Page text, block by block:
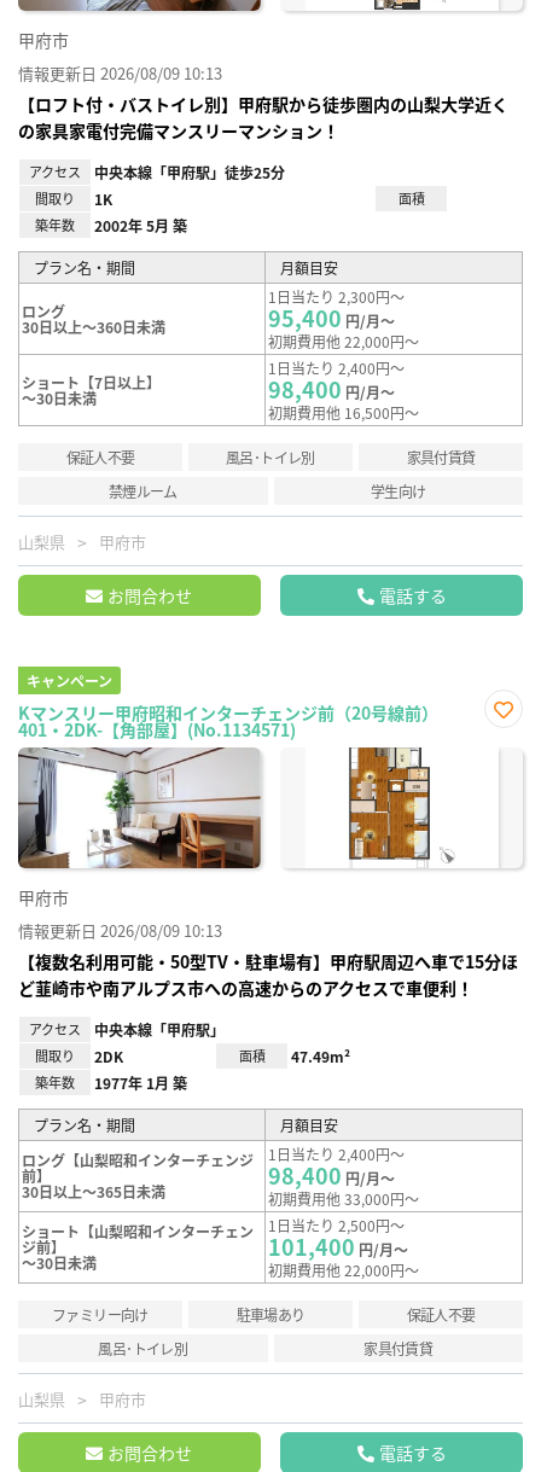
甲府市
情報更新日 2026/08/09 10:13
【ロフト付・バストイレ別】甲府駅から徒歩圏内の山梨大学近く
の家具家電付完備マンスリーマンション！
アクセス 中央本線「甲府駅」徒歩25分
間取り 1K
面積
築年数
2002年 5月 築
プラン名・期間 月額目安
ロング
30日以上～360日未満
1日当たり 2,300円～
95,400 円/月～
初期費用他 22,000円～
ショート【7日以上】
～30日未満
1日当たり 2,400円～
98,400 円/月～
初期費用他 16,500円～
保証人不要 風呂･トイレ別
家具付賃貸
禁煙ルーム
学生向け
山梨県 甲府市
お問合わせ 電話する
キャンペーン
Kマンスリー甲府昭和インターチェンジ前（20号線前）
401・2DK-【角部屋】(No.1134571)
に入
甲府市
情報更新日 2026/08/09 10:13
【複数名利用可能・50型TV・駐車場有】甲府駅周辺へ車で15分ほ
ど韮崎市や南アルプス市への高速からのアクセスで車便利！
アクセス 中央本線「甲府駅」
間取り 2DK 面積 47.49m²
築年数 1977年 1月 築
プラン名・期間
月額目安
ロング【山梨昭和インターチェンジ
前】
30日以上～365日未満
1日当たり 2,400円～
98,400 円/月～
初期費用他 33,000円～
ショート【山梨昭和インターチェン
ジ前】
～30日未満
1日当たり 2,500円～
101,400 円/月～
初期費用他 22,000円～
ファミリー向け 駐車場あり
保証人不要
風呂･トイレ別
家具付賃貸
山梨県 甲府市
お問合わせ 電話する